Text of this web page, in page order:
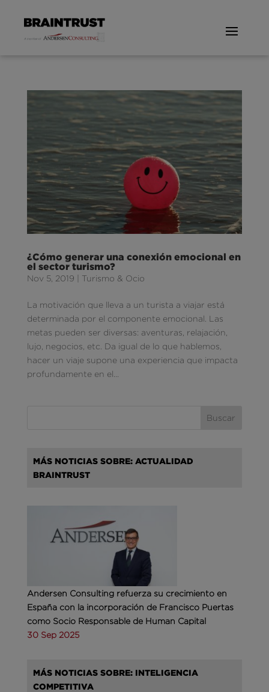
¿Cómo generar una conexión emocional en
el sector turismo?
Nov 5, 2019 Turismo & Ocio
La motivación que lleva a un turista a viajar está
determinada por el componente emocional. Las
metas pueden ser diversas: aventuras, relajación,
lujo, negocios, etc. Da igual de lo que hablemos,
hacer un viaje supone una experiencia que impacta
profundamente en el...
MÁS NOTICIAS SOBRE: ACTUALIDAD
BRAINTRUST
Andersen Consulting refuerza su crecimiento en
España con la incorporación de Francisco Puertas
como Socio Responsable de Human Capital
30 Sep 2025
MÁS NOTICIAS SOBRE: INTELIGENCIA
COMPETITIVA